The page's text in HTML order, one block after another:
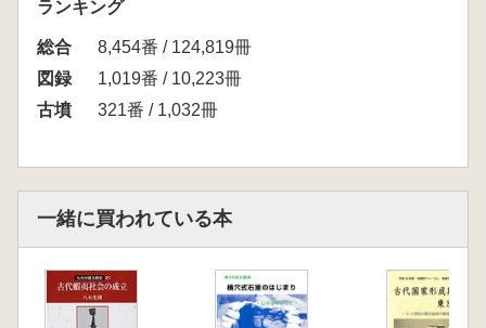
ランキング
総合
8,454番 / 124,819冊
図録
1,019番 / 10,223冊
古墳
321番 / 1,032冊
一緒に買われている本